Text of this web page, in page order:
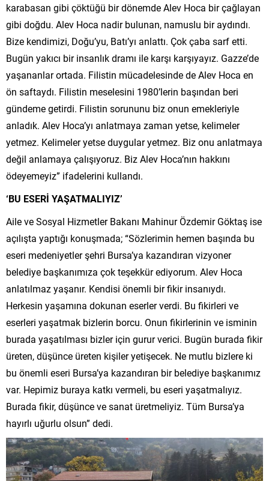
karabasan gibi çöktüğü bir dönemde Alev Hoca bir çağlayan
gibi doğdu. Alev Hoca nadir bulunan, namuslu bir aydındı.
Bize kendimizi, Doğu’yu, Batı’yı anlattı. Çok çaba sarf etti.
Bugün yakıcı bir insanlık dramı ile karşı karşıyayız. Gazze’de
yaşananlar ortada. Filistin mücadelesinde de Alev Hoca en
ön saftaydı. Filistin meselesini 1980’lerin başından beri
gündeme getirdi. Filistin sorununu biz onun emekleriyle
anladık. Alev Hoca’yı anlatmaya zaman yetse, kelimeler
yetmez. Kelimeler yetse duygular yetmez. Biz onu anlatmaya
değil anlamaya çalışıyoruz. Biz Alev Hoca’nın hakkını
ödeyemeyiz” ifadelerini kullandı.
‘BU ESERİ YAŞATMALIYIZ’
Aile ve Sosyal Hizmetler Bakanı Mahinur Özdemir Göktaş ise
açılışta yaptığı konuşmada; “Sözlerimin hemen başında bu
eseri medeniyetler şehri Bursa’ya kazandıran vizyoner
belediye başkanımıza çok teşekkür ediyorum. Alev Hoca
anlatılmaz yaşanır. Kendisi önemli bir fikir insanıydı.
Herkesin yaşamına dokunan eserler verdi. Bu fikirleri ve
eserleri yaşatmak bizlerin borcu. Onun fikirlerinin ve isminin
burada yaşatılması bizler için gurur verici. Bugün burada fikir
üreten, düşünce üreten kişiler yetişecek. Ne mutlu bizlere ki
bu önemli eseri Bursa’ya kazandıran bir belediye başkanımız
var. Hepimiz buraya katkı vermeli, bu eseri yaşatmalıyız.
Burada fikir, düşünce ve sanat üretmeliyiz. Tüm Bursa’ya
hayırlı uğurlu olsun” dedi.